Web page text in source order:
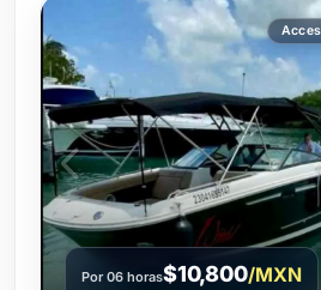
Por 06 horas$10,800/MXN